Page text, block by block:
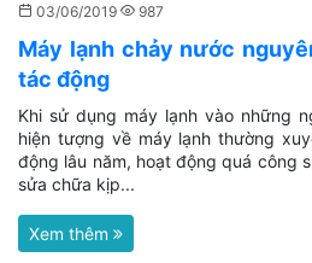
03/06/2019 987
Máy lạnh chảy nước
tác động
Khi sử dụng máy lạnh vào những
hiện tượng về máy lạnh thường
động lâu năm, hoạt động quá công
sửa chữa kịp...
Xem thêm